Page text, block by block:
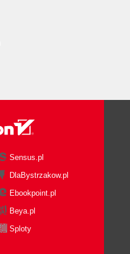
Sensus.pl
DlaBystrzakow.pl
Ebookpoint.pl
Beya.pl
Sploty